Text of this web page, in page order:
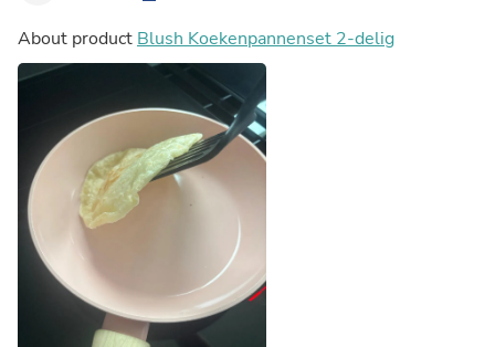
About product Blush Koekenpannenset 2-delig